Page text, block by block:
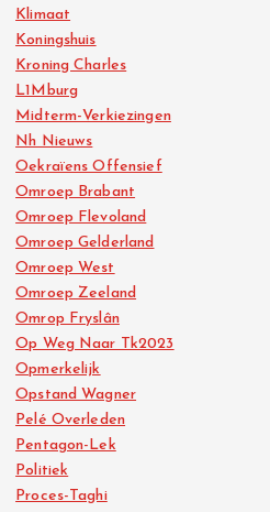
Klimaat
Koningshuis
Kroning Charles
L1Mburg
Midterm-Verkiezingen
Nh Nieuws
Oekraïens Offensief
Omroep Brabant
Omroep Flevoland
Omroep Gelderland
Omroep West
Omroep Zeeland
Omrop Fryslân
Op Weg Naar Tk2023
Opmerkelijk
Opstand Wagner
Pelé Overleden
Pentagon-Lek
Politiek
Proces-Taghi